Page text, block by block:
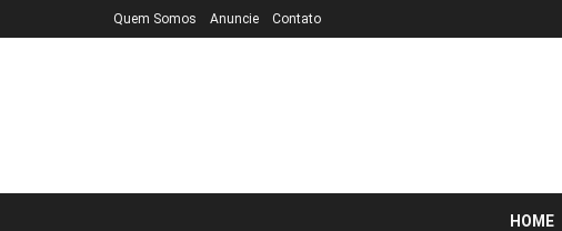
Quem Somos Anuncie Contato
HOME